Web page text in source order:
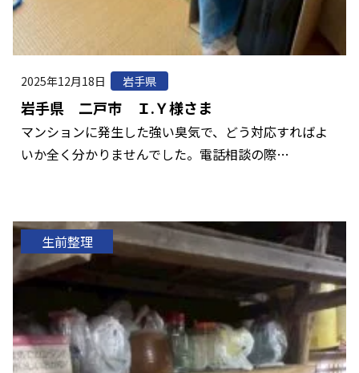
2025年12月18日 岩手県
岩手県 二戸市 Ｉ.Ｙ様さま
マンションに発生した強い臭気で、どう対応すればよ
いか全く分かりませんでした。電話相談の際…
生前整理